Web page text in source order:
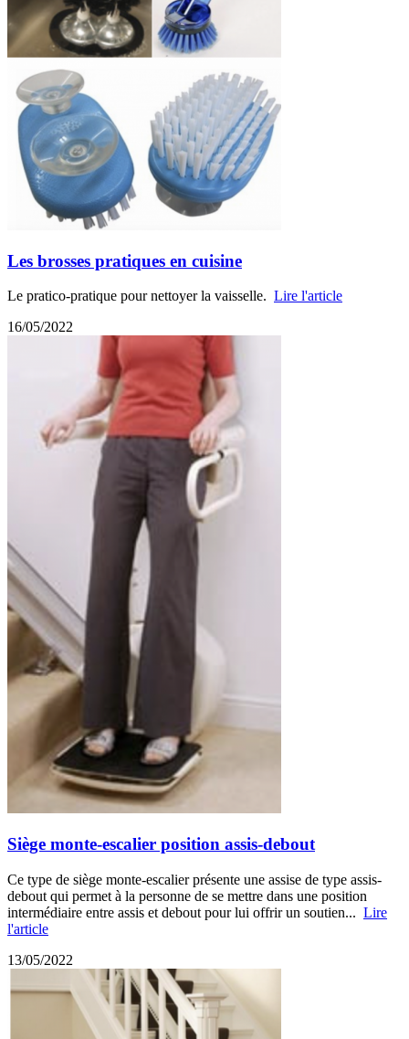
Les brosses pratiques en cuisine
Le pratico-pratique pour nettoyer la vaisselle. Lire l'article
16/05/2022
Siège monte-escalier position assis-debout
Ce type de siège monte-escalier présente une assise de type assis-
debout qui permet à la personne de se mettre dans une position
intermédiaire entre assis et debout pour lui offrir un soutien... Lire
l'article
13/05/2022